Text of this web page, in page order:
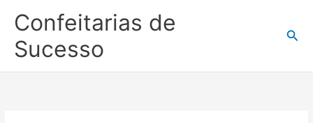
para
conteúdo
Confeitarias de
Sucesso